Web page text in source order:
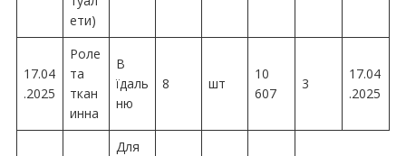
ети)
17.04
.2025
Роле
та
ткан
инна
В
їдаль
ню
8 шт
10
607
3
17.04
.2025
Для